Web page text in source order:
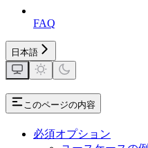
FAQ
日本語
このページの内容
必須オプション